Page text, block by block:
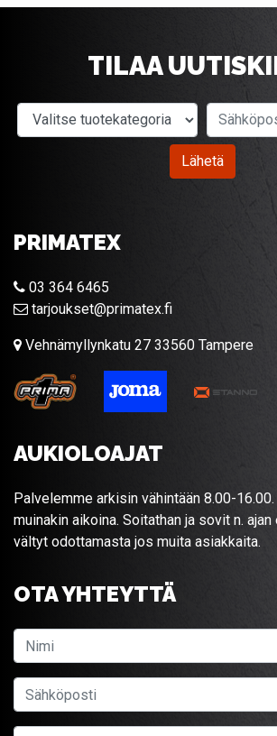
TILAA
Valitse tuotekategoria
Lähetä
PRIMATEX
03 364 6465
tarjoukset@primatex.fi
Vehnämyllynkatu 27 33560 Tampere
AUKIOLOAJAT
Palvelemme arkisin vähintään 8.00-
muinakin aikoina. Soitathan ja sovit n.
vältyt odottamasta jos muita asiakkaita.
OTA YHTEYTTÄ